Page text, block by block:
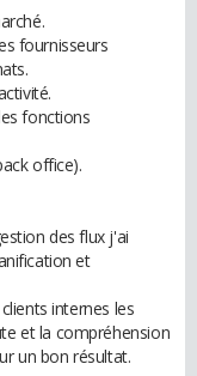
fournisseurs
fonctions
office).
des flux j'ai
et
internes les
et la compréhension
un bon résultat.